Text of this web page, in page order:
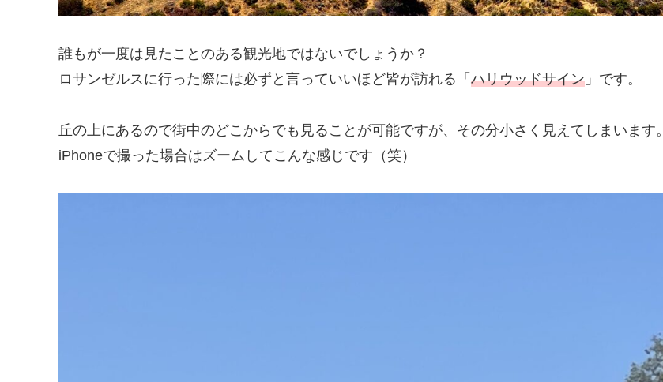
誰もが一度は見たことのある観光地ではないでしょうか？
ロサンゼルスに行った際には必ずと言っていいほど皆が訪れる「 ハリウッドサイン 」です。
丘の上にあるので街中のどこからでも見ることが可能ですが、その分小さく見えてしまいます。
iPhoneで撮った場合はズームしてこんな感じです（笑）